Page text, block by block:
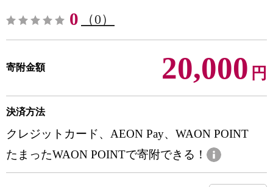
0 （0）
寄附金額 20,000 円
決済方法
クレジットカード、AEON Pay、WAON POINT
たまったWAON POINTで寄附できる！